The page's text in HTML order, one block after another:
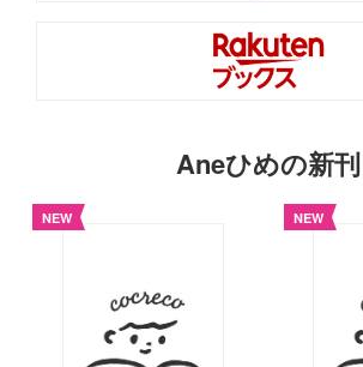
Aneひめの新刊
NEW NEW